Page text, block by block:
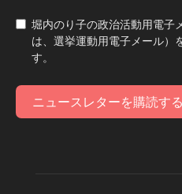
堀内のり子の政治活動用電子
は、選挙運動用電子メール）
す。
ニュースレターを購読する